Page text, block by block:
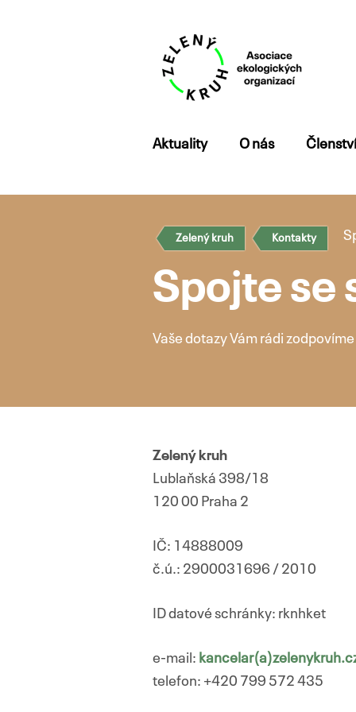
Aktuality O nás Členství
Přejít
Zelený kruh Kontakty
Spojte se
Vaše dotazy Vám rádi
Zelený kruh
Lublaňská 398/18
120 00 Praha 2
IČ: 14888009
č.ú.: 2900031696 / 2010
ID datové schránky: rknhket
e-mail:
telefon: +420 799 572 435